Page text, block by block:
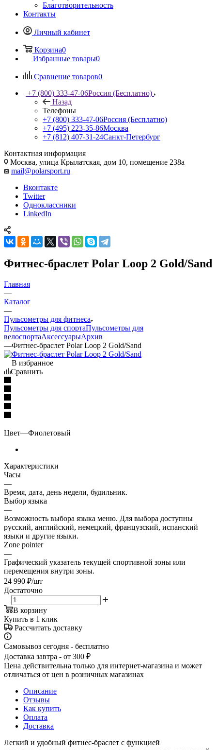
Благотворительность
Контакты
Личный кабинет
Корзина0
Избранные товары0
Сравнение товаров0
+7 (800) 333-47-06Россия (Бесплатно)
Назад
Телефоны
+7 (800) 333-47-06Россия (Бесплатно)
+7 (495) 223-35-86Москва
+7 (812) 407-31-24Санкт-Петербург
Контактная информация
Москва, улица Крылатская, дом 10, помещение 238а
mail@polarsport.ru
Вконтакте
Twitter
Одноклассники
LinkedIn
Фитнес-браслет Polar Loop 2 Gold/Sand
Главная
—
Каталог
—
Пульсометры для фитнеса
Пульсометры для спортаПульсометры для
велоспортаАксессуарыАрхив
—Фитнес-браслет Polar Loop 2 Gold/Sand
В избранное
Сравнить
Цвет—Фиолетовый
Характеристики
Часы
—
Время, дата, день недели, будильник.
Выбор языка
—
Возможность выбора языка меню. Для выбора доступны
русский, английский, немецкий, французский, испанский
языки и другие языки.
Zone pointer
—
Графический указатель текущей спортивной зоны или
перемещения внутри зоны.
24 990 ₽/шт
Достаточно
В корзину
Купить в 1 клик
Рассчитать доставку
Самовывоз сегодня - бесплатно
Доставка завтра - от 300 ₽
Цена действительна только для интернет-магазина и может
отличаться от цен в розничных магазинах
Описание
Отзывы
Как купить
Оплата
Доставка
Легкий и удобный фитнес-браслет с функцией